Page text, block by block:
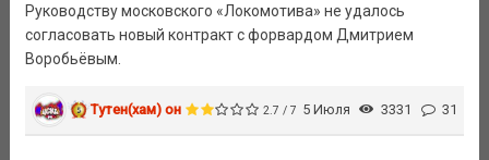
Руководству московского «Локомотива» не удалось
согласовать новый контракт с форвардом Дмитрием
Воробьёвым.
Тутен(хам) он 2.7 / 7 5 Июля 3331 31